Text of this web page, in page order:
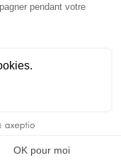
pendant votre
OK pour moi